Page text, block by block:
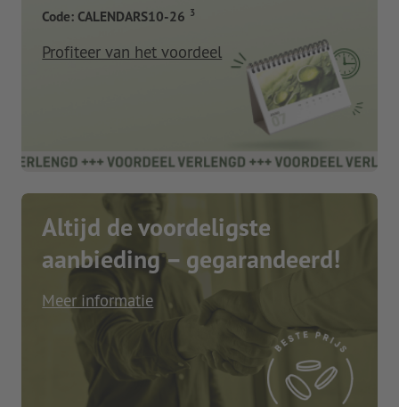
Code: CALENDARS10-26 3
Profiteer van het voordeel
Altijd de voordeligste
aanbieding – gegarandeerd!
Meer informatie